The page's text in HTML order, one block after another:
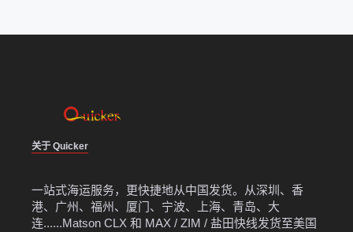
关于 Quicker
一站式海运服务，更快捷地从中国发货。从深圳、香
港、广州、福州、厦门、宁波、上海、青岛、大
连......Matson CLX 和 MAX / ZIM / 盐田快线发货至美国